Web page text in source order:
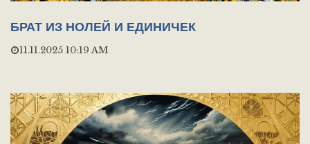
БРАТ ИЗ НОЛЕЙ И ЕДИНИЧЕК
11.11.2025 10:19 AM